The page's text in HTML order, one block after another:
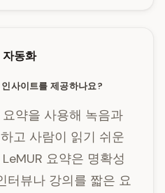
자동화
사이트를 제공하나요?
약을 사용해 녹음과
고 사람이 읽기 쉬운
요약은 명확성
터뷰나 강의를 짧은 요